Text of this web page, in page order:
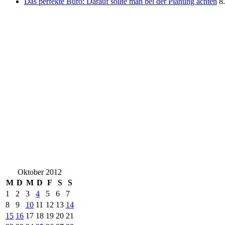
Oktober 2012
M D M D F S
S
1
2 3 4 5 6
7
8
9 10 11 12 13 14
15 16 17 18 19 20 21